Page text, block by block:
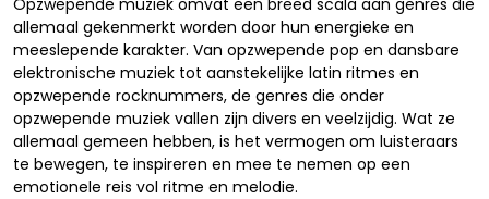
Opzwepende muziek omvat een breed scala aan genres die
allemaal gekenmerkt worden door hun energieke en
meeslepende karakter. Van opzwepende pop en dansbare
elektronische muziek tot aanstekelijke latin ritmes en
opzwepende rocknummers, de genres die onder
opzwepende muziek vallen zijn divers en veelzijdig. Wat ze
allemaal gemeen hebben, is het vermogen om luisteraars
te bewegen, te inspireren en mee te nemen op een
emotionele reis vol ritme en melodie.